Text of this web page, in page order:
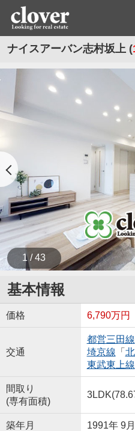
ナイスアーバン志村坂上 (
1 / 43
基本情報
価格 6,790万円
交通
都営三田線
埼京線 「
東武東上線
間取り
(専有面積)
築年月 1991年 9